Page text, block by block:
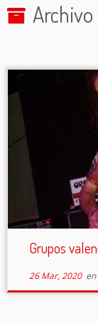
Archivo
Grupos
26 Mar, 2020en